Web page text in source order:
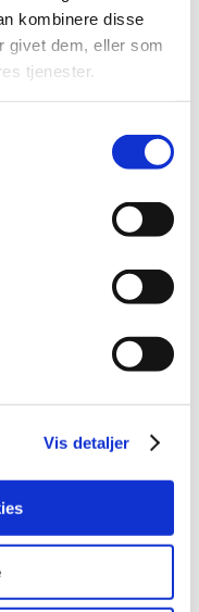
kombinere disse
givet dem, eller som
tjenester.
Vis detaljer